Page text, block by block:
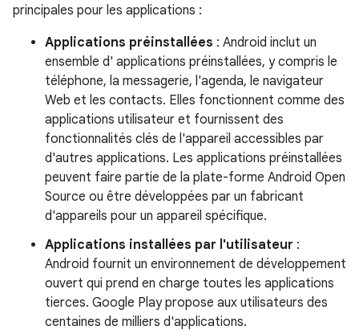
principales pour les applications :
Applications préinstallées : Android inclut un
ensemble d' applications préinstallées, y compris le
téléphone, la messagerie, l'agenda, le navigateur
Web et les contacts. Elles fonctionnent comme des
applications utilisateur et fournissent des
fonctionnalités clés de l'appareil accessibles par
d'autres applications. Les applications préinstallées
peuvent faire partie de la plate-forme Android Open
Source ou être développées par un fabricant
d'appareils pour un appareil spécifique.
Applications installées par l'utilisateur :
Android fournit un environnement de développement
ouvert qui prend en charge toutes les applications
tierces. Google Play propose aux utilisateurs des
centaines de milliers d'applications.